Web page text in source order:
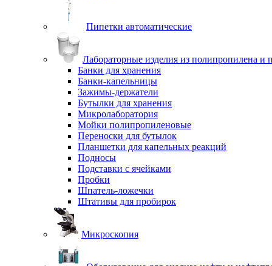
Пипетки автоматические
Лабораторные изделия из полипропилена и
Банки для хранения
Банки-капельницы
Зажимы-держатели
Бутылки для хранения
Микролаборатория
Мойки полипропиленовые
Переноски для бутылок
Планшетки для капельных реакций
Подносы
Подставки с ячейками
Пробки
Шпатель-ложечки
Штативы для пробирок
Микроскопия